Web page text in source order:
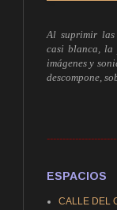
Al suprimir
casi blanca, la
imágenes y
descompone,
ESPACIOS
CALLE DEL